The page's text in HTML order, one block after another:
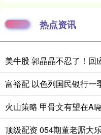
热点资讯
顶级配资 054期董老厮大